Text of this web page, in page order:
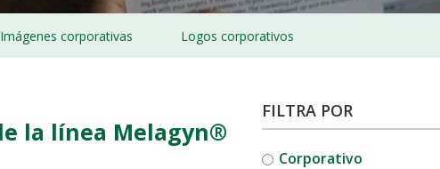
Imágenes corporativas Logos corporativos
FILTRA POR
Corporativo
la línea Melagyn®